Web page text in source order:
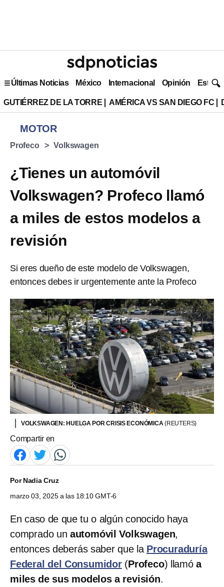
Últimas Noticias México Internacional Opinión Estilo
GUTIÉRREZ DE LA TORRE AMÉRICA VS SAN DIEGO FC
MOTOR
Profeco Volkswagen
¿Tienes un automóvil
Volkswagen? Profeco llamó
a miles de estos modelos a
revisión
Si eres dueño de este modelo de Volkswagen,
entonces debes ir urgentemente ante la Profeco
VOLKSWAGEN: HUELGA POR CRISIS ECONÓMICA(REUTERS)
Compartir en
PorNadia Cruz
marzo 03, 2025 a las 18:10 GMT-6
En caso de que tu o algún conocido haya
comprado un automóvil Volkswagen,
entonces deberás saber que la Procuraduría
Federal del Consumidor(Profeco) llamóa
miles de sus modelos a revisión.